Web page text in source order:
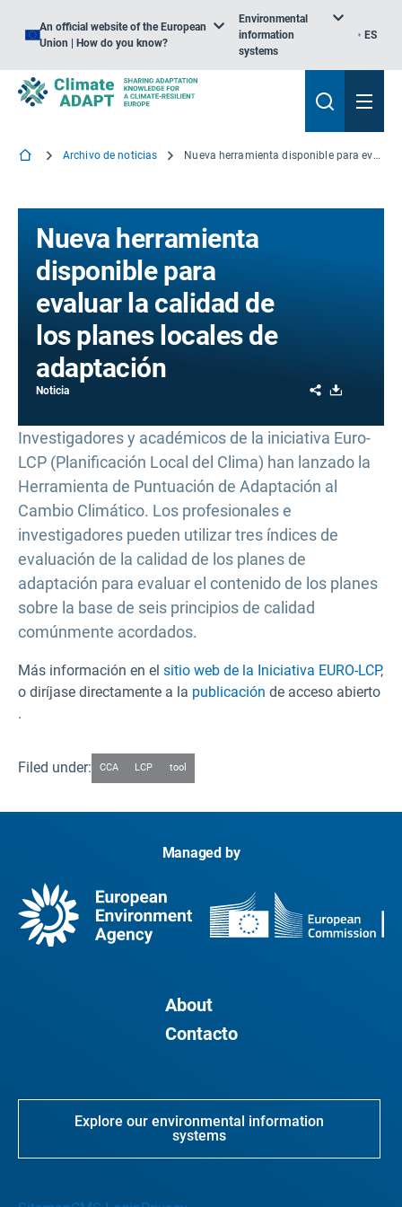
An official website of the European
Union | How do you know?
Environmental
information
systems
ES
Archivo de noticias Nueva herramienta disponible para evaluar la calidad de los planes locales de adaptación
Nueva herramienta
disponible para
evaluar la calidad de
los planes locales de
adaptación
Noticia Share
Investigadores y académicos de la iniciativa Euro-
LCP (Planificación Local del Clima) han lanzado la
Herramienta de Puntuación de Adaptación al
Cambio Climático. Los profesionales e
investigadores pueden utilizar tres índices de
evaluación de la calidad de los planes de
adaptación para evaluar el contenido de los planes
sobre la base de seis principios de calidad
comúnmente acordados.
Más información en el sitio web de la Iniciativa EURO-LCP,
o diríjase directamente a la publicación de acceso abierto
.
Filed under: CCA LCP tool
Managed by
About
Contacto
Explore our environmental information
systems